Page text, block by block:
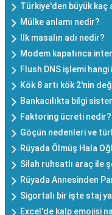
Türkiye'den büyük kaç
Mülke anlamı nedir?
Ilk masalın adı nedir?
Modem kapatınca
Flush DNS işlemi
Kök 8 artı kök 2'nin
Bankacılıkta bilgi
Faktoring ücreti nedir?
Göçün nedenleri ve
Rüyada Ölmüş Hala
Silah ruhsatlı araç ile
Rüyada Annesinden
Sigortalı bir işte staj
Excel'de kalp emojisi